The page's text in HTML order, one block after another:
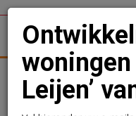
Woningmarkt
woningen
Leijen’